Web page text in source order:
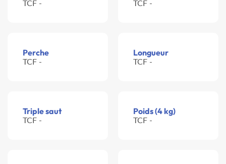
TCF - TCF -
Perche
TCF -
Longueur
TCF -
Triple saut
TCF -
Poids (4 kg)
TCF -